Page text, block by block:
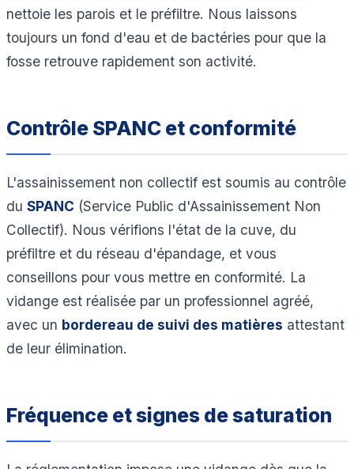
nettoie les parois et le préfiltre. Nous laissons
toujours un fond d'eau et de bactéries pour que la
fosse retrouve rapidement son activité.
Contrôle SPANC et conformité
L'assainissement non collectif est soumis au contrôle
du SPANC (Service Public d'Assainissement Non
Collectif). Nous vérifions l'état de la cuve, du
préfiltre et du réseau d'épandage, et vous
conseillons pour vous mettre en conformité. La
vidange est réalisée par un professionnel agréé,
avec un bordereau de suivi des matières attestant
de leur élimination.
Fréquence et signes de saturation